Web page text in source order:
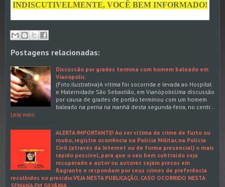
INDISCUTIVELMENTE, VOCÊ BEM INFORMADO!
Postagens relacionadas:
Discussão por grades termina com homem baleado em
Vianópolis.
(Foto:ilustrativa)A vítima foi socorrida e levada ao Hospital
e Maternidade São Sebastião, em VianópolisUma discussão
por causa de grades de portão terminou com um homem
baleado na perna na manhã desta segunda-feira, no centr…
Leia mais
ALERTA IMPORTANTE! Ao ser vítima de crime de furto ou
roubo, registre ocorrência na Polícia Militar, na Polícia
Civil (através da Internet ou de forma presencial) o mais
rápido possível, para que o seu bem subtraído seja
recuperado e autor ou autores sejam presos em
flagrante e respondam por seus crimes de preferência
recolhidos no presídio.VEJA NESTA PUBLICAÇÃO, CASO OCORRIDO NESTA
SEMANA EM SILVÂNIA.